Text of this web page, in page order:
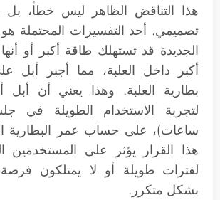
هذا التناقض الظاهر ليس خطأ، بل
الجديدة قد تستهلك طاقة أكبر أو
أكبر داخل العلبة، مما أجبر أبل
بطارية العلبة. وهذا يعني أن أبل
ساعات)، على حساب عمر البطارية
هذا القرار يؤثر على المستخدمين
لفترات طويلة أو لا يمتلكون
بشكل متكرر.